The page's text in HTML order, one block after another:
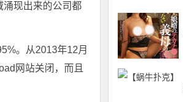
涌现出来的公司都
。从2013年12月
网站关闭，而且